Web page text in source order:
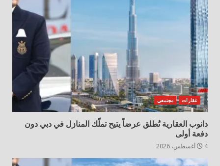
عقارات مجتمعي
دانوب العقارية تُطلق عرضاً يتيح تملّك المنازل في دبي دون
دفعة أولى
4 أغسطس، 2026